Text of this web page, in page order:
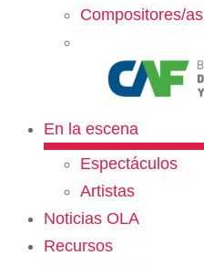
Compositores/as
En la escena
Espectáculos
Artistas
Noticias OLA
Recursos